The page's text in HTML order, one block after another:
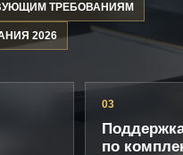
ТРЕБОВАНИЯМ
2026
03
по